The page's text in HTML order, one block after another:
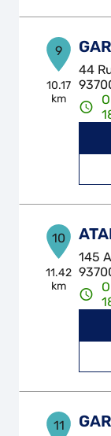
9
10.17
km
44
10
11.42
km
145
11